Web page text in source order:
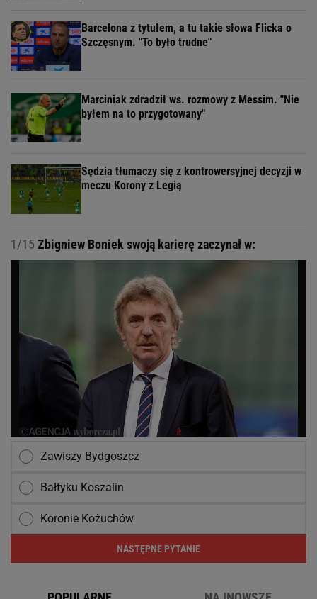
Barcelona z tytułem, a tu takie słowa Flicka o
Szczęsnym. "To było trudne"
Marciniak zdradził ws. rozmowy z Messim. "Nie
byłem na to przygotowany"
Sędzia tłumaczy się z kontrowersyjnej decyzji w
meczu Korony z Legią
1/15 Zbigniew Boniek swoją karierę zaczynał w:
Zawiszy Bydgoszcz
Bałtyku Koszalin
Koronie Kożuchów
NASTĘPNE PYTANIE